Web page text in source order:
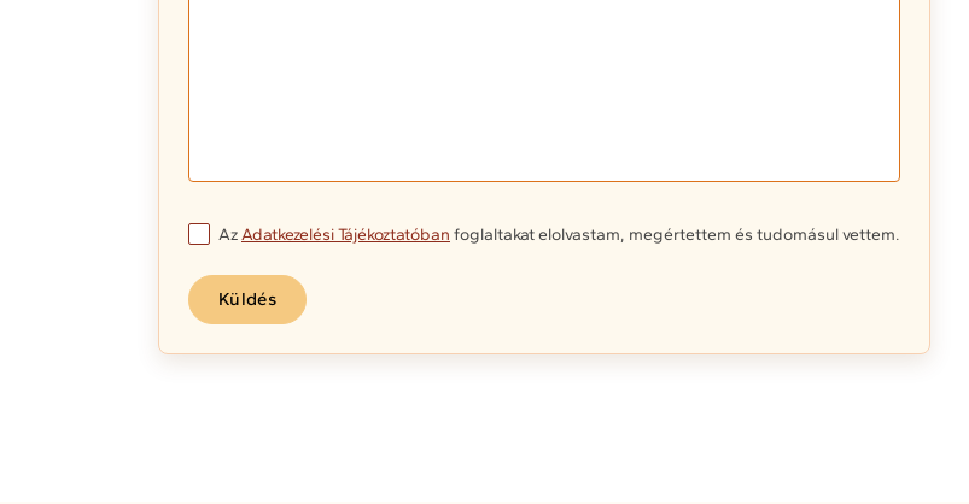
AzAdatkezelési Tájékoztatóban foglaltakat elolvastam, megértettem és tudomásul vettem.
Küldés